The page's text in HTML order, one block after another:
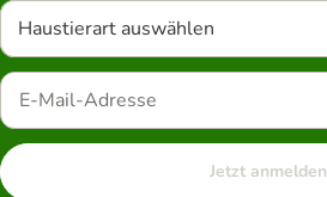
Haustierart auswählen
Jetzt anmelden